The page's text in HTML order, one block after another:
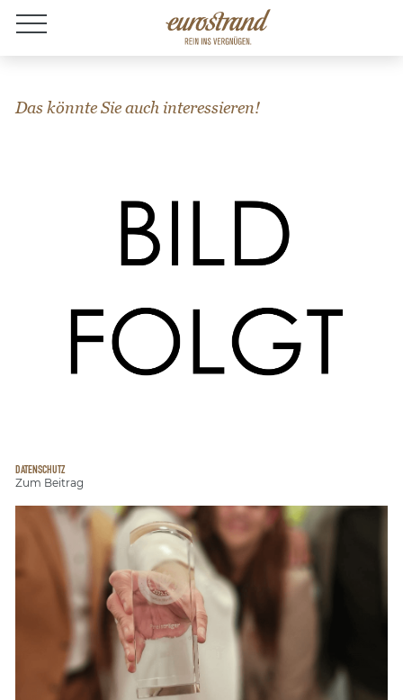
Jobs
Das könnte Sie auch interessieren!
DATENSCHUTZ
Zum Beitrag